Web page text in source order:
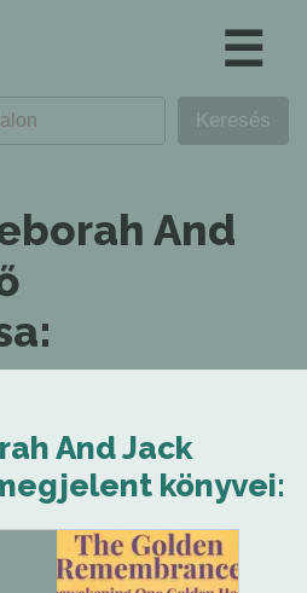
☰
And
And Jack
könyvei: